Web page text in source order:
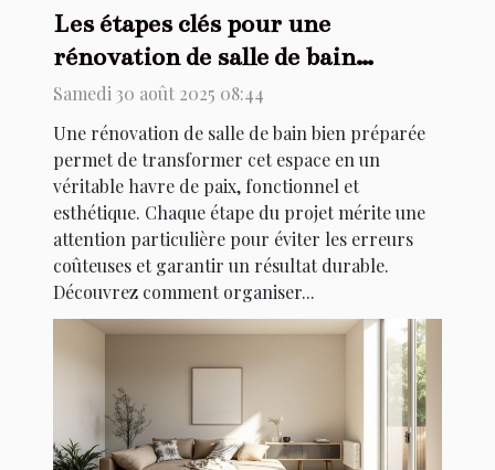
Les étapes clés pour une
rénovation de salle de bain
réussie
Samedi 30 août 2025 08:44
Une rénovation de salle de bain bien préparée
permet de transformer cet espace en un
véritable havre de paix, fonctionnel et
esthétique. Chaque étape du projet mérite une
attention particulière pour éviter les erreurs
coûteuses et garantir un résultat durable.
Découvrez comment organiser...